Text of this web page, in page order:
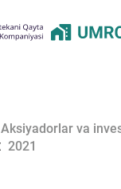
Aksiyadorlar va
2021